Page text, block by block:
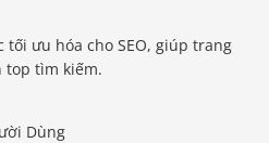
tối ưu hóa cho SEO, giúp trang
top tìm kiếm.
Dùng